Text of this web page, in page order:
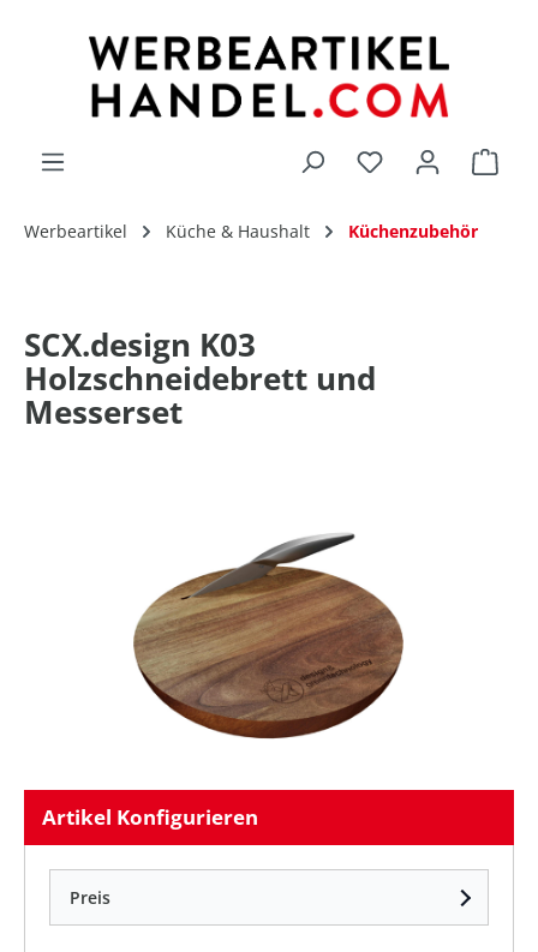
Du hast 0
Werbeartikel Küche & Haushalt Küchenzubehör
SCX.design K03
Holzschneidebrett und
Messerset
Artikel Konfigurieren
Preis